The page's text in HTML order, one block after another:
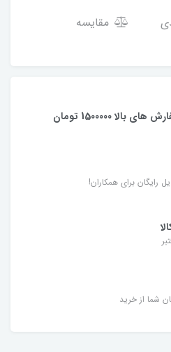
مقایسه
1500000 تومان
رایگان برای همکاران!
شما از خرید